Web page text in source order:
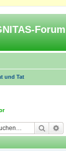
Forum
und Tat
Suche